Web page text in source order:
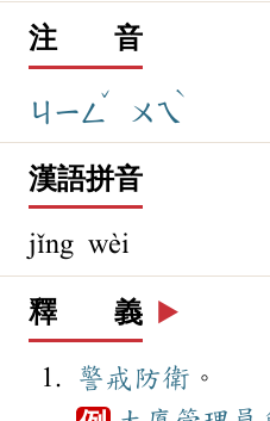
注 音
ㄐㄧㄥ
ˇ
ㄨㄟ
ˋ
漢語拼音
jǐng wèi
釋 義 ▶️
警戒 防衛 。